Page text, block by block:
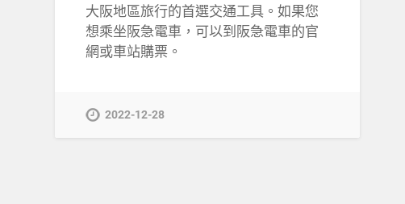
大阪地區旅行的首選交通工具。如果您
想乘坐阪急電車，可以到阪急電車的官
網或車站購票。
2022-12-28